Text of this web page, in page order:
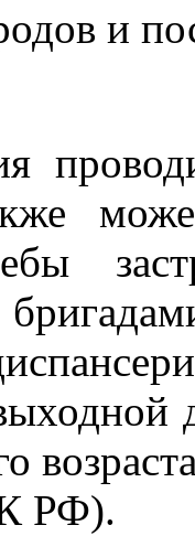
и
РФ).